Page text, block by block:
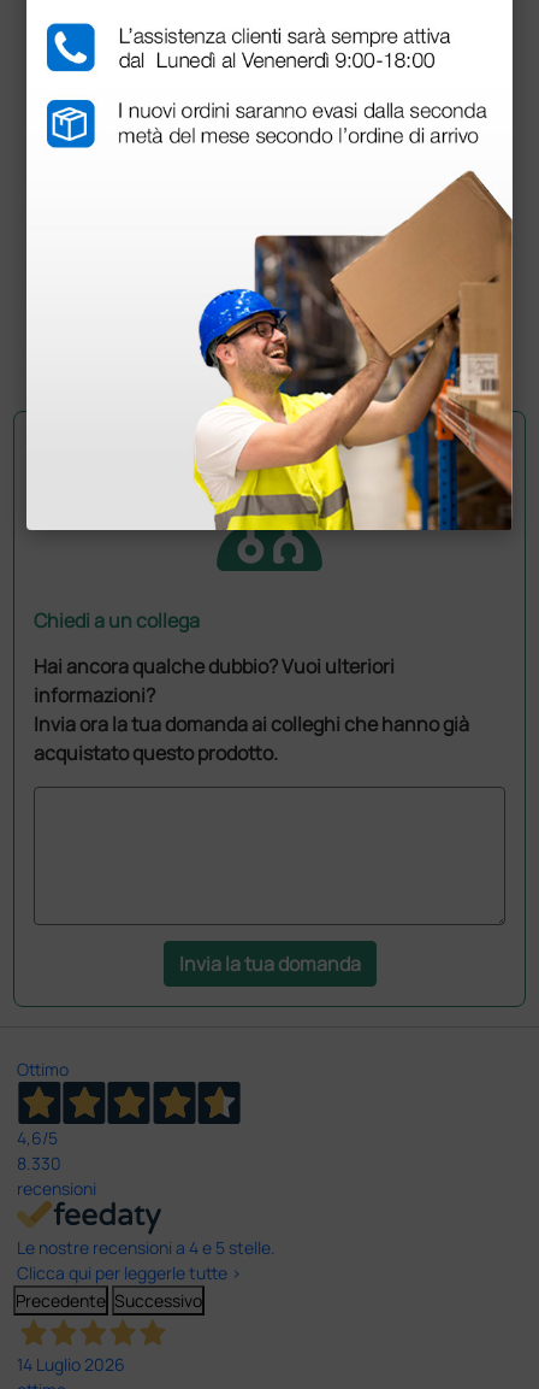
1 pz.
Chiedi a un collega
Hai ancora qualche dubbio? Vuoi ulteriori
informazioni?
Invia ora la tua domanda ai colleghi che hanno già
acquistato questo prodotto.
Invia la tua domanda
Ottimo
4,6/5
8.330
recensioni
Le nostre recensioni a 4 e 5 stelle.
Clicca qui per leggerle tutte >
Precedente Successivo
14 Luglio 2026